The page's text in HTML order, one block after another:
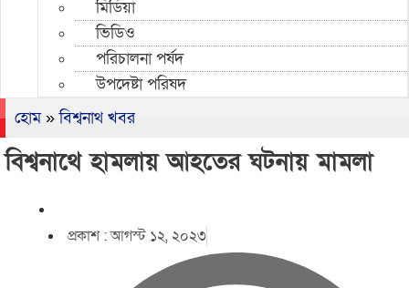
মিডিয়া
ভিডিও
পরিচালনা পর্ষদ
উপদেষ্টা পরিষদ
হোম»বিশ্বনাথ খবর
বিশ্বনাথে হামলায় আহতের ঘটনায় মামলা
প্রকাশ :আগস্ট ১২, ২০২৩